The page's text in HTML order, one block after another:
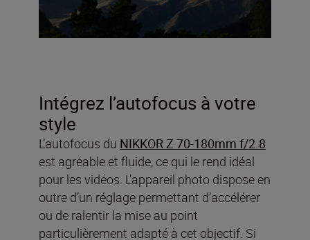
Intégrez l’autofocus à votre
style
L’autofocus du NIKKOR Z 70-180mm f/2.8
est agréable et fluide, ce qui le rend idéal
pour les vidéos. L’appareil photo dispose en
outre d’un réglage permettant d’accélérer
ou de ralentir la mise au point
particulièrement adapté à cet objectif. Si